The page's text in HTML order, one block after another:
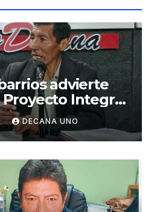
advierte
Proyecto Integral
para
DECANA UNO